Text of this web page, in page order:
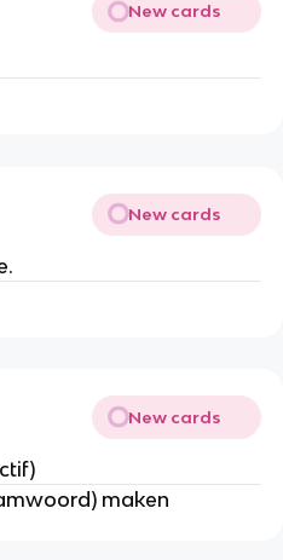
New cards
New cards
New cards
maken